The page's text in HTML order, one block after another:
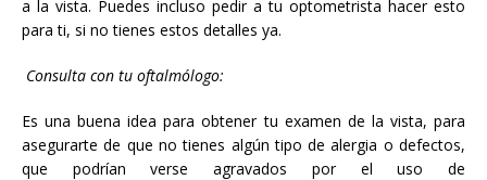
a la vista. Puedes incluso pedir a tu optometrista hacer esto
para ti, si no tienes estos detalles ya.
Consulta con tu oftalmólogo:
Es una buena idea para obtener tu examen de la vista, para
asegurarte de que no tienes algún tipo de alergia o defectos,
que podrían verse agravados por el uso de